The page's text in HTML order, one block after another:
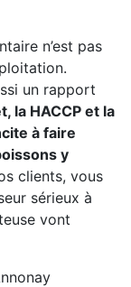
n’est pas
un rapport
la HACCP et la
à faire
y
clients, vous
sérieux à
vont